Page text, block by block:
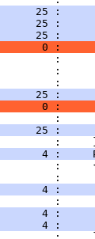
25 :
25 :
25 :
0 :
:
:
:
25 :
0 :
:
25 :
:
4 :
:
:
4 :
:
4 :
4 :